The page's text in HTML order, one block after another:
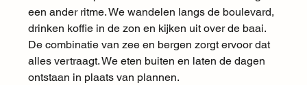
een ander ritme. We wandelen langs de boulevard,
drinken koffie in de zon en kijken uit over de baai.
De combinatie van zee en bergen zorgt ervoor dat
alles vertraagt. We eten buiten en laten de dagen
ontstaan in plaats van plannen.